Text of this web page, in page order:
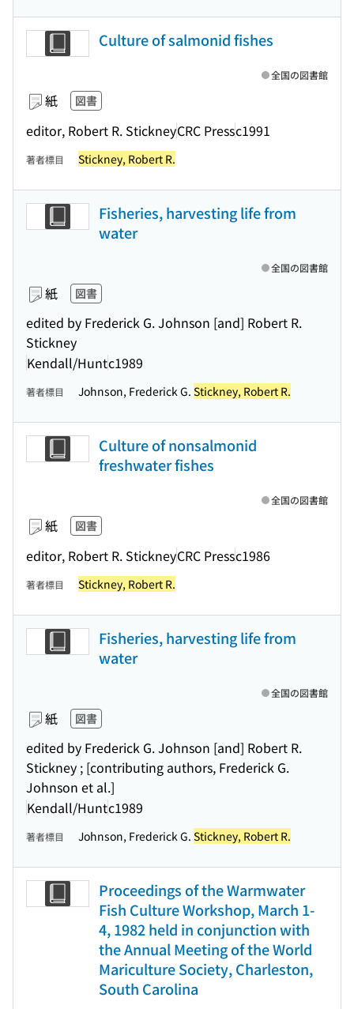
Culture of salmonid fishes
紙 図書
editor, Robert R. StickneyCRC Pressc1991
全国の図書館
著者標目 Stickney, Robert R.
Fisheries, harvesting life from
water
紙 図書
edited by Frederick G. Johnson [and] Robert R.
Stickney
Kendall/Huntc1989
全国の図書館
著者標目 Johnson, Frederick G. Stickney, Robert R.
Culture of nonsalmonid
freshwater fishes
紙 図書
editor, Robert R. StickneyCRC Pressc1986
全国の図書館
著者標目 Stickney, Robert R.
Fisheries, harvesting life from
water
紙 図書
edited by Frederick G. Johnson [and] Robert R.
Stickney ; [contributing authors, Frederick G.
Johnson et al.]
Kendall/Huntc1989
全国の図書館
著者標目 Johnson, Frederick G. Stickney, Robert R.
Proceedings of the Warmwater
Fish Culture Workshop, March 1-
4, 1982 held in conjunction with
the Annual Meeting of the World
Mariculture Society, Charleston,
South Carolina